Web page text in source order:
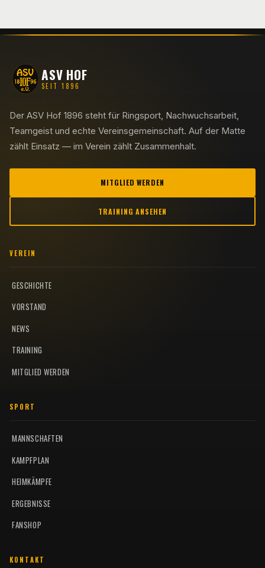
ASV HOF
SEIT 1896
Der ASV Hof 1896 steht für Ringsport, Nachwuchsarbeit,
Teamgeist und echte Vereinsgemeinschaft. Auf der Matte
zählt Einsatz — im Verein zählt Zusammenhalt.
MITGLIED WERDEN
TRAINING ANSEHEN
VEREIN
GESCHICHTE
VORSTAND
NEWS
TRAINING
MITGLIED WERDEN
SPORT
MANNSCHAFTEN
KAMPFPLAN
HEIMKÄMPFE
ERGEBNISSE
FANSHOP
KONTAKT